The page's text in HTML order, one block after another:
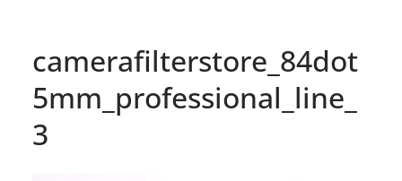
camerafilterstore_84dot
5mm_professional_line_
3